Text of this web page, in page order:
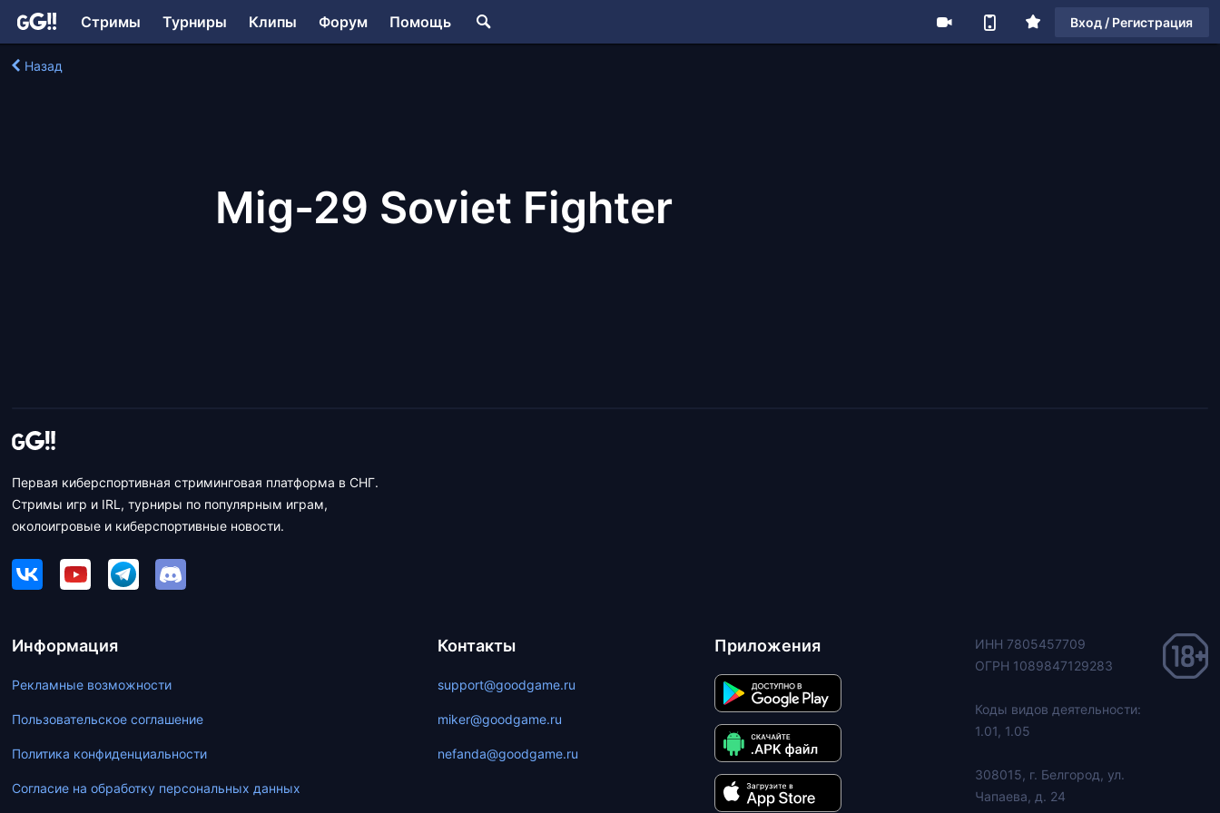
Стримы Турниры Клипы Форум Помощь Вход / Регистрация
Назад
Mig-29 Soviet Fighter
Первая киберспортивная стриминговая платформа в СНГ.
Стримы игр и IRL, турниры по популярным играм,
околоигровые и киберспортивные новости.
Информация
Рекламные возможности
Пользовательское соглашение
Политика конфиденциальности
Согласие на обработку персональных данных
Контакты
support@goodgame.ru
miker@goodgame.ru
nefanda@goodgame.ru
Приложения
ИНН 7805457709
ОГРН 1089847129283
Коды видов деятельности:
1.01, 1.05
308015, г. Белгород, ул.
Чапаева, д. 24